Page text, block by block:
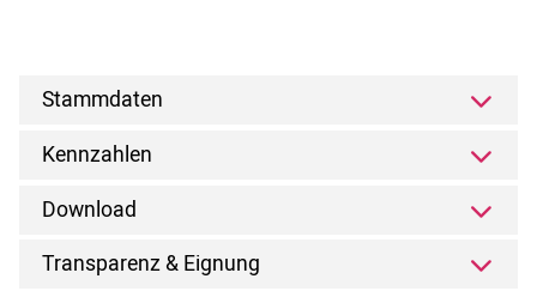
Stammdaten
Kennzahlen
Download
Transparenz & Eignung